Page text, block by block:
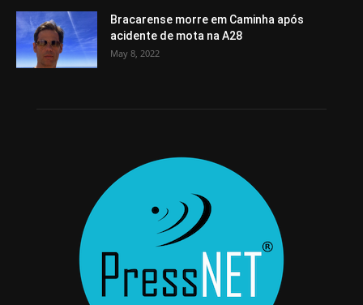
Bracarense morre em Caminha após
acidente de mota na A28
May 8, 2022